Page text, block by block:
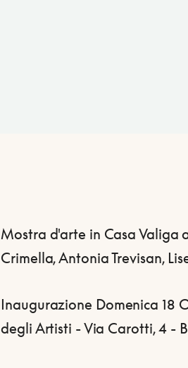
Mostra d'arte in Casa Valiga
Crimella, Antonia Trevisan,
Inaugurazione Domenica 18
degli Artisti - Via Carotti, 4 -